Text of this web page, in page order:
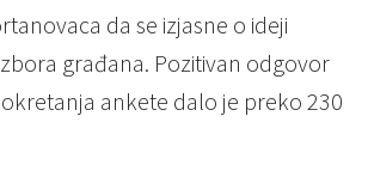
da se izjasne o ideji
građana. Pozitivan odgovor
ankete dalo je preko 230